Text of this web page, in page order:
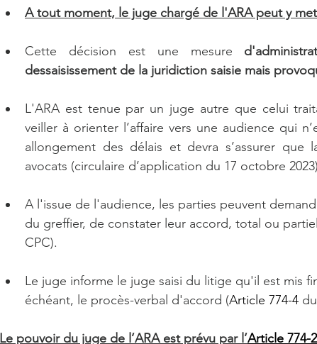
A tout moment, le juge chargé de l'ARA peut y
Cette décision est une mesure
dessaisissement de la juridiction saisie mais
L'ARA est tenue par un juge autre que celui
veiller à orienter l’affaire vers une audience qui
allongement des délais et devra s’assurer
avocats (circulaire d’application du 17 octobre 2023)
A l'issue de l'audience, les parties peuvent
du greffier, de constater leur accord, total ou
CPC).
Le juge informe le juge saisi du litige qu'il est mis
échéant, le procès-verbal d'accord (Article 774-4
Le pouvoir du juge de l’ARA est prévu par l’Article 774-2